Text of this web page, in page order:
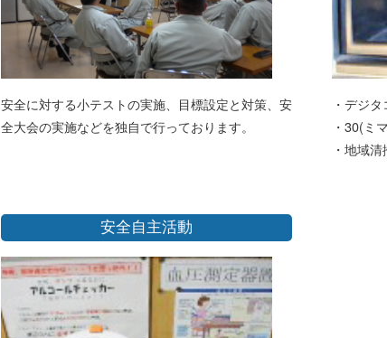
安全に対する小テストの実施、目標設定と対策、安
全大会の実施などを独自で行っております。
・デジ
・30(ミ
・地域
安全自主活動